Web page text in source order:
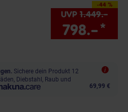
-44 %
Sie Sparen 44 Prozent,
UVP 1.449.–
798.–*
Sichere dein Produkt 12
Diebstahl, Raub und
69,99 €